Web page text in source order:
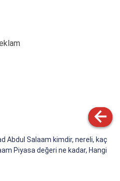
Abdul Salaam kimdir, nereli, kaç
Piyasa değeri ne kadar, Hangi